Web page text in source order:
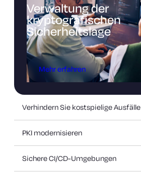
Verwaltung der
kryptografischen
Sicherheitslage
Mehr erfahren
Verhindern Sie kostspielige Ausfälle
PKI modernisieren
Sichere CI/CD-Umgebungen